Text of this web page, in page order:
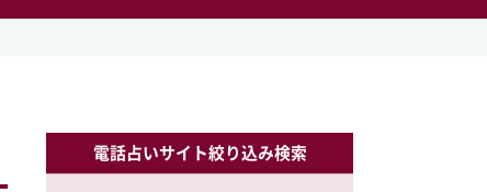
電話占いサイト絞り込み検索